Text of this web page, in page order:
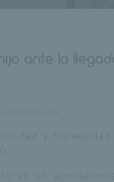
ante la
es un